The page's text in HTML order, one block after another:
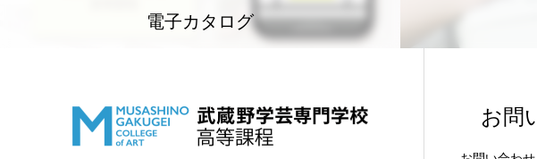
電子カタログ
お問